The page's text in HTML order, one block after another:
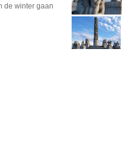
de winter gaan